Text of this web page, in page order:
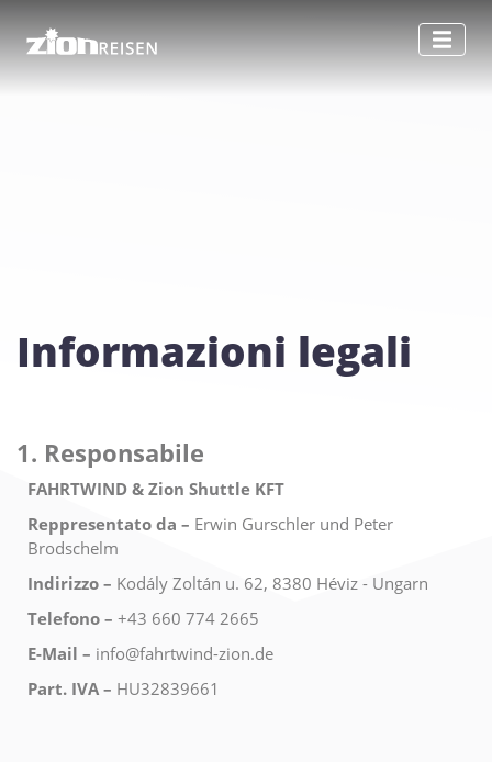
Informazioni legali
1. Responsabile
FAHRTWIND & Zion Shuttle KFT
Reppresentato da – Erwin Gurschler und Peter
Brodschelm
Indirizzo – Kodály Zoltán u. 62, 8380 Héviz - Ungarn
Telefono – +43 660 774 2665
E-Mail – info@fahrtwind-zion.de
Part. IVA – HU32839661